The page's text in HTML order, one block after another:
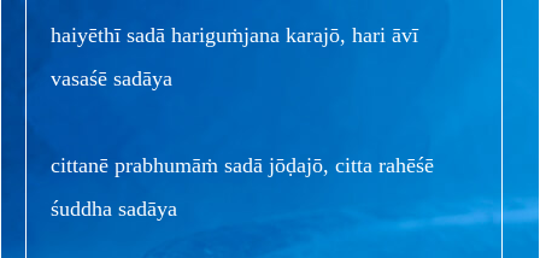
haiyēthī sadā hariguṁjana karajō, hari āvī
vasaśē sadāya
cittanē prabhumāṁ sadā jōḍajō, citta rahēśē
śuddha sadāya